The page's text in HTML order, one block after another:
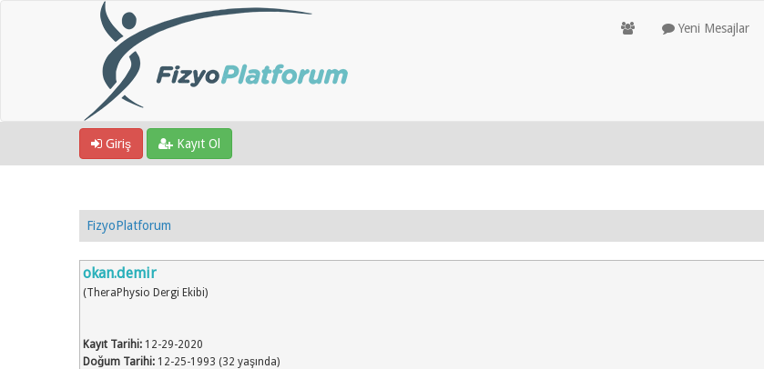
Yeni Mesajlar
Giriş Kayıt Ol
FizyoPlatforum
okan.demir
(TheraPhysio Dergi Ekibi)
Kayıt Tarihi: 12-29-2020
Doğum Tarihi: 12-25-1993 (32 yaşında)